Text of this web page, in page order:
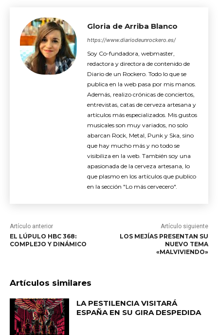
Gloria de Arriba Blanco
https://www.diariodeunrockero.es/
Soy Co-fundadora, webmaster,
redactora y directora de contenido de
Diario de un Rockero. Todo lo que se
publica en la web pasa por mis manos.
Además, realizo crónicas de conciertos,
entrevistas, catas de cerveza artesana y
artículos más especializados. Mis gustos
musicales son muy variados, no solo
abarcan Rock, Metal, Punk y Ska, sino
que hay mucho más y no todo se
visibiliza en la web. También soy una
apasionada de la cerveza artesana, lo
que plasmo en los artículos que publico
en la sección "Lo más cervecero".
Artículo anterior
EL LÚPULO HBC 368:
COMPLEJO Y DINÁMICO
Artículo siguiente
LOS MEJÍAS PRESENTAN SU
NUEVO TEMA
«MALVIVIENDO»
Artículos similares
LA PESTILENCIA VISITARÁ
ESPAÑA EN SU GIRA DESPEDIDA